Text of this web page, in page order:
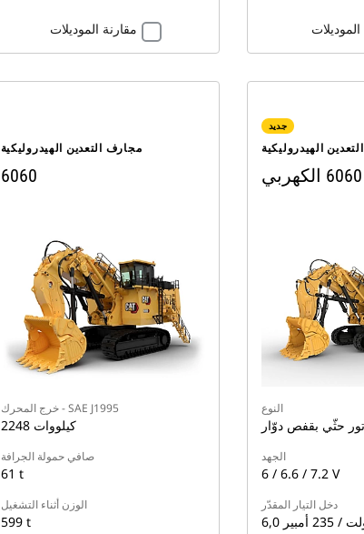
مقارنة الموديلات
مجارف التعدين الهيدروليكية
6060
خرج المحرك - SAE J1995
2248 كيلووات
صافي حمولة الجرافة
61 t
الوزن أثناء التشغيل
599 t
جديد
الهيدروليكية
النوع
الجهد
6 / 6.6 / 7.2 V
دخل التيار المقدّر
235 أمبير